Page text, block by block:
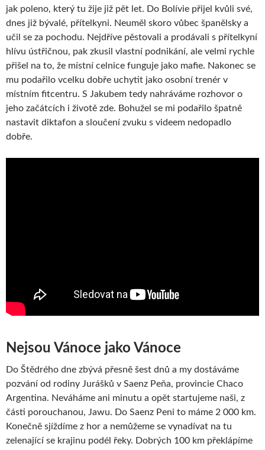
jak poleno, který tu žije již pět let. Do Bolívie přijel kvůli své,
dnes již bývalé, přítelkyni. Neuměl skoro vůbec španělsky a
učil se za pochodu. Nejdříve pěstovali a prodávali s přítelkyní
hlívu ústřičnou, pak zkusil vlastní podnikání, ale velmi rychle
přišel na to, že místní celnice funguje jako mafie. Nakonec se
mu podařilo vcelku dobře uchytit jako osobní trenér v
místním fitcentru. S Jakubem tedy nahráváme rozhovor o
jeho začátcích i životě zde. Bohužel se mi podařilo špatně
nastavit diktafon a sloučení zvuku s videem nedopadlo
dobře.
Nejsou Vánoce jako Vánoce
Do Štědrého dne zbývá přesně šest dnů a my dostáváme
pozvání od rodiny Jurášků v Saenz Peňa, provincie Chaco
Argentina. Neváháme ani minutu a opět startujeme naši, z
části porouchanou, Jawu. Do Saenz Peni to máme 2 000 km.
Konečně sjíždíme z hor a nemůžeme se vynadívat na tu
zelenající se krajinu podél řeky. Dobrých 100 km překlápíme